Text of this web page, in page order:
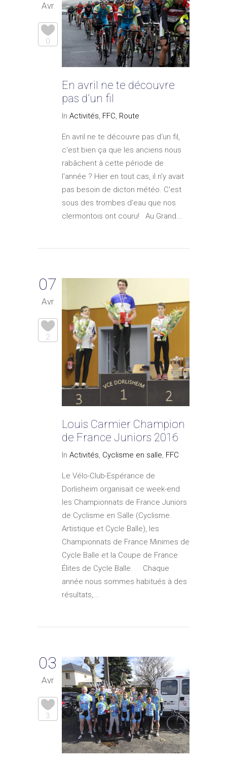
Avr
0
En avril ne te découvre
pas d’un fil
In Activités, FFC, Route
En avril ne te découvre pas d'un fil,
c'est bien ça que les anciens nous
rabâchent à cette période de
l'année ? Hier en tout cas, il n'y avait
pas besoin de dicton météo. C'est
sous des trombes d'eau que nos
clermontois ont couru! Au Grand...
07
Avr
2
Louis Carmier Champion
de France Juniors 2016
In Activités, Cyclisme en salle, FFC
Le Vélo-Club-Espérance de
Dorlisheim organisait ce week-end
les Championnats de France Juniors
de Cyclisme en Salle (Cyclisme
Artistique et Cycle Balle), les
Championnats de France Minimes de
Cycle Balle et la Coupe de France
Élites de Cycle Balle. Chaque
année nous sommes habitués à des
résultats,...
03
Avr
3